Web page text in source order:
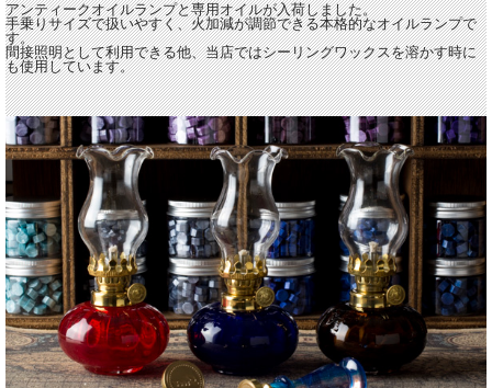
アンティークオイルランプと専用オイルが入荷しました。
手乗りサイズで扱いやすく、火加減が調節できる本格的なオイルランプで
す。
間接照明として利用できる他、当店ではシーリングワックスを溶かす時に
も使用しています。